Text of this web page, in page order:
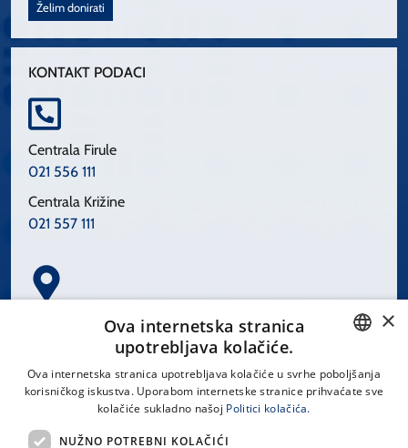
Želim donirati
KONTAKT PODACI
Centrala Firule
021 556 111
Centrala Križine
021 557 111
Spinčićeva 1, 21000 Split
CROATIAN
×
Ova internetska stranica
upotrebljava kolačiće.
Ova internetska stranica upotrebljava kolačiće u svrhe poboljšanja
korisničkog iskustva. Uporabom internetske stranice prihvaćate sve
kolačiće sukladno našoj Politici kolačića.
NUŽNO POTREBNI KOLAČIĆI